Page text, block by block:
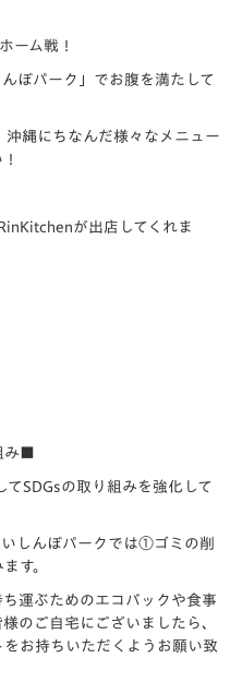
ーム戦！
ぼパーク」でお腹を満たして
沖縄にちなんだ様々なメニュー
が出店してくれま
み■
SDGsの取り組みを強化して
しんぼパークでは①ゴミの削
す。
運ぶためのエコバックや食事
のご自宅にございましたら、
お持ちいただくようお願い致